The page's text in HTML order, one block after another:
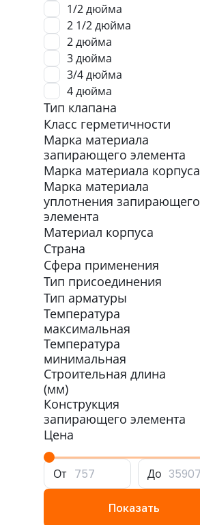
1/2 дюйма
2 1/2 дюйма
2 дюйма
3 дюйма
3/4 дюйма
4 дюйма
Тип клапана
Класс герметичности
Марка материала
запирающего элемента
Марка материала корпуса
Марка материала
уплотнения запирающего
элемента
Материал корпуса
Страна
Сфера применения
Тип присоединения
Тип арматуры
Температура
максимальная
Температура
минимальная
Строительная длина
(мм)
Конструкция
запирающего элемента
Цена
От До